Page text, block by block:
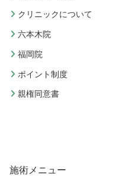
クリニックについて
六本木院
福岡院
ポイント制度
親権同意書
施術メニュー